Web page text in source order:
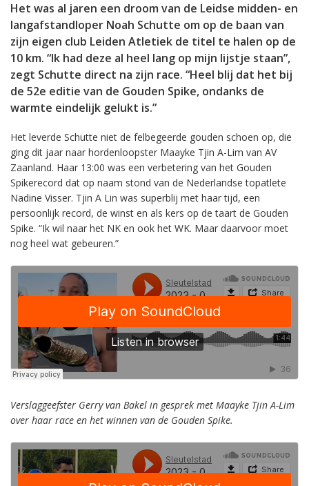
Het was al jaren een droom van de Leidse midden- en
langafstandloper Noah Schutte om op de baan van
zijn eigen club Leiden Atletiek de titel te halen op de
10 km. “Ik had deze al heel lang op mijn lijstje staan”,
zegt Schutte direct na zijn race. “Heel blij dat het bij
de 52e editie van de Gouden Spike, ondanks de
warmte eindelijk gelukt is.”
Het leverde Schutte niet de felbegeerde gouden schoen op, die
ging dit jaar naar hordenloopster Maayke Tjin A-Lim van AV
Zaanland. Haar 13:00 was een verbetering van het Gouden
Spikerecord dat op naam stond van de Nederlandse topatlete
Nadine Visser. Tjin A Lin was superblij met haar tijd, een
persoonlijk record, de winst en als kers op de taart de Gouden
Spike. “Ik wil naar het NK en ook het WK. Maar daarvoor moet
nog heel wat gebeuren.”
Verslaggeefster Gerry van Bakel in gesprek met Maayke Tjin A-Lim
over haar race en het winnen van de Gouden Spike.